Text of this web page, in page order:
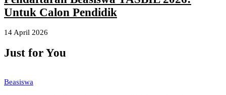
Untuk Calon Pendidik
14 April 2026
Just for You
Beasiswa